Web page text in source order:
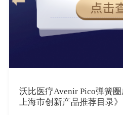
沃比医疗Avenir Pico弹簧
上海市创新产品推荐目录》